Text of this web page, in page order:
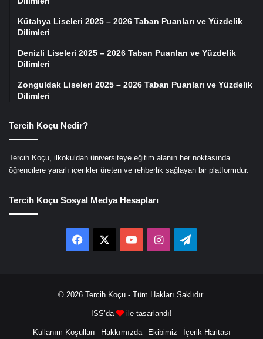
Kütahya Liseleri 2025 – 2026 Taban Puanları ve Yüzdelik
Dilimleri
Denizli Liseleri 2025 – 2026 Taban Puanları ve Yüzdelik
Dilimleri
Zonguldak Liseleri 2025 – 2026 Taban Puanları ve Yüzdelik
Dilimleri
Tercih Koçu Nedir?
Tercih Koçu, ilkokuldan üniversiteye eğitim alanın her noktasında
öğrencilere yararlı içerikler üreten ve rehberlik sağlayan bir platformdur.
Tercih Koçu Sosyal Medya Hesapları
Facebook YouTubeInstagramTelegram
© 2026 Tercih Koçu - Tüm Hakları Saklıdır.
ISS’da ile tasarlandı!
Kullanım Koşulları Hakkımızda Ekibimiz İçerik Haritası